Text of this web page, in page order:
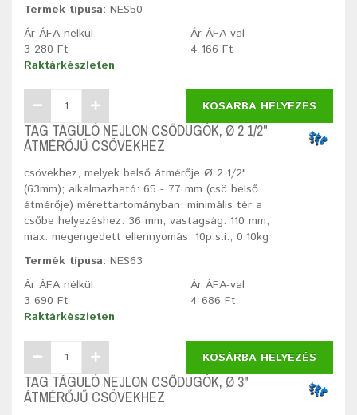
Termék típusa: NES50
Ár ÁFA nélkül
3 280 Ft
Ár ÁFA-val
4 166 Ft
Raktárkészleten
KOSÁRBA HELYEZÉS
TAG TÁGULÓ NEJLON CSŐDUGÓK, Ø 2 1/2"
ÁTMÉRŐJŰ CSÖVEKHEZ
csövekhez, melyek belső átmérője Ø 2 1/2"
(63mm); alkalmazható: 65 - 77 mm (csö belső
átmérője) mérettartományban; minimális tér a
csőbe helyezéshez: 36 mm; vastagság: 110 mm;
max. megengedett ellennyomás: 10p.s.i.; 0.10kg
Termék típusa: NES63
Ár ÁFA nélkül
3 690 Ft
Ár ÁFA-val
4 686 Ft
Raktárkészleten
KOSÁRBA HELYEZÉS
TAG TÁGULÓ NEJLON CSŐDUGÓK, Ø 3"
ÁTMÉRŐJŰ CSÖVEKHEZ